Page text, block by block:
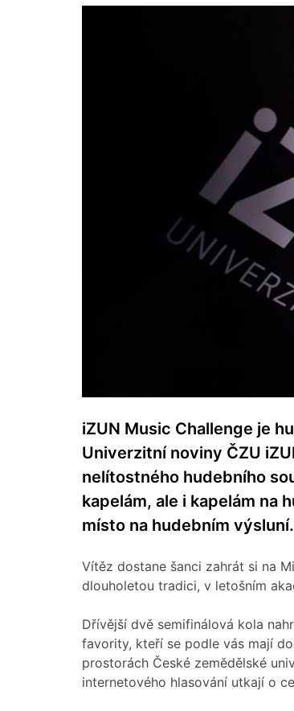
iZUN Music Challenge je
Univerzitní noviny ČZU
nelítostného hudebního
kapelám, ale i kapelám na
místo na hudebním výsluní.
Vítěz dostane šanci zahrát si na
dlouholetou tradici, v letošním
Dřívější dvě semifinálová kola
favority, kteří se podle vás mají
prostorách České zemědělské
internetového hlasování utkají o